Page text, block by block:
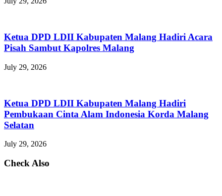
Ketua DPD LDII Kabupaten Malang Hadiri Acara
Pisah Sambut Kapolres Malang
July 29, 2026
Ketua DPD LDII Kabupaten Malang Hadiri
Pembukaan Cinta Alam Indonesia Korda Malang
Selatan
July 29, 2026
Check Also